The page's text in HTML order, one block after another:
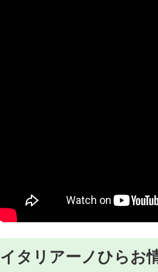
イタリアーノひらお